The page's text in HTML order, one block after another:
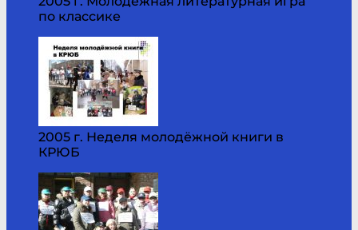
по классике
2005 г. Неделя молодёжной книги в
КРЮБ